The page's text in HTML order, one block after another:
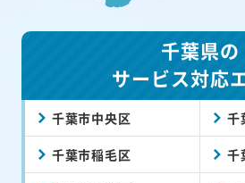
千葉県の
サービス対応
千葉市中央区 千
千葉市稲毛区 千